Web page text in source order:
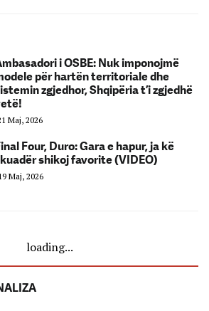
i OSBE: Nuk imponojmë
për hartën territoriale dhe
zgjedhor, Shqipëria t’i zgjedhë
Maj, 2026
Four, Duro: Gara e hapur, ja kë
shikoj favorite (VIDEO)
Maj, 2026
loading...